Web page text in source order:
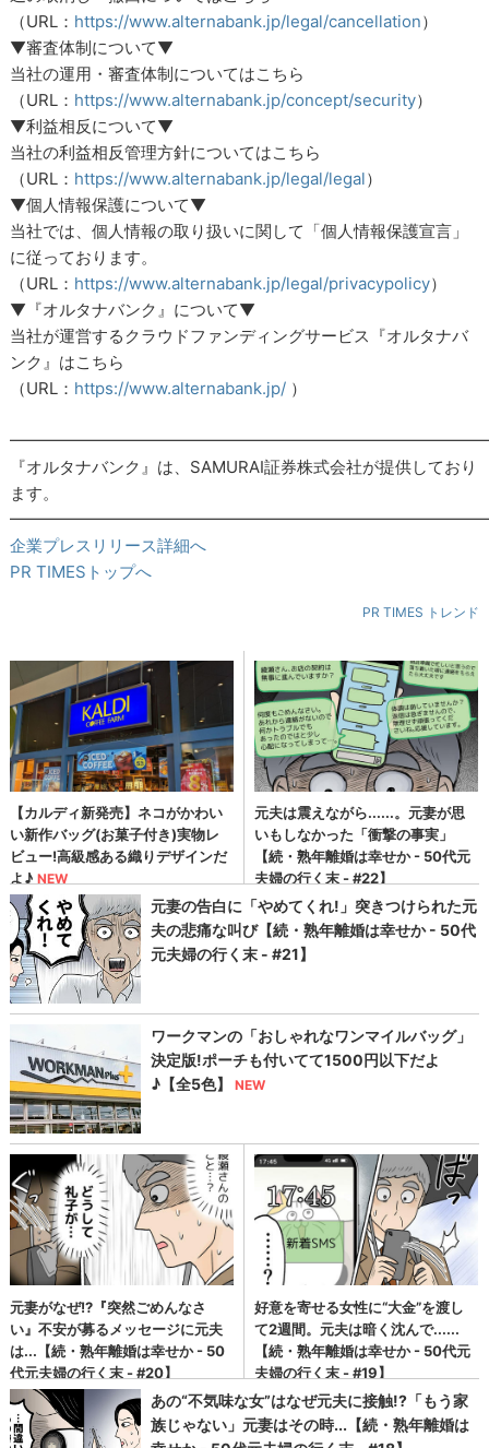
（URL： https://www.alternabank.jp/legal/cancellation）
▼審査体制について▼
当社の運用・審査体制についてはこちら
（URL： https://www.alternabank.jp/concept/security）
▼利益相反について▼
当社の利益相反管理方針についてはこちら
（URL： https://www.alternabank.jp/legal/legal）
▼個人情報保護について▼
当社では、個人情報の取り扱いに関して「個人情報保護宣言」
に従っております。
（URL： https://www.alternabank.jp/legal/privacypolicy）
▼『オルタナバンク』について▼
当社が運営するクラウドファンディングサービス『オルタナバ
ンク』はこちら
（URL： https://www.alternabank.jp/ ）
『オルタナバンク』は、SAMURAI証券株式会社が提供しており
ます。
企業プレスリリース詳細へ
PR TIMESトップへ
PR TIMES トレンド